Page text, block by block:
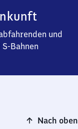
und
Bahnen
Nach oben